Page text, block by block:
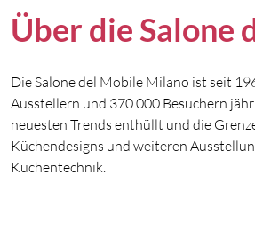
Über die Salone
Die Salone del Mobile Milano ist seit
Ausstellern und 370.000 Besuchern
neuesten Trends enthüllt und die
Küchendesigns und weiteren
Küchentechnik.